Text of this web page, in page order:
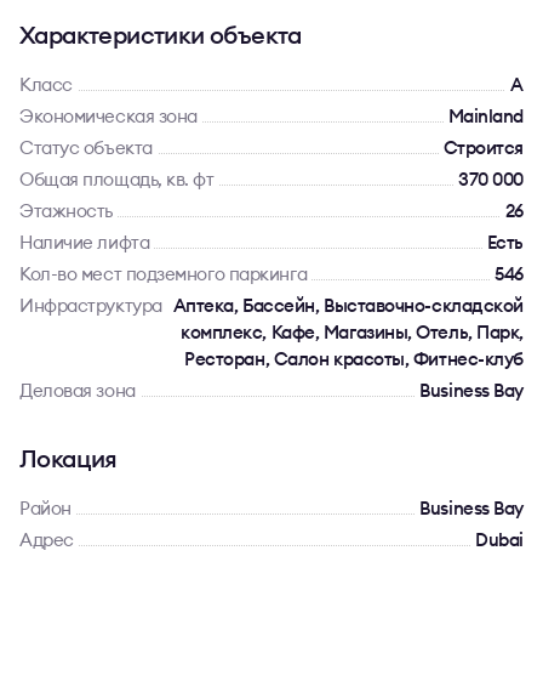
Характеристики объекта
Класс
A
Экономическая зона
Mainland
Статус объекта
Строится
Общая площадь, кв. фт
370 000
Этажность
26
Наличие лифта
Есть
Кол-во мест подземного паркинга
546
Инфраструктура Аптека, Бассейн, Выставочно-складской
комплекс, Кафе, Магазины, Отель, Парк,
Ресторан, Салон красоты, Фитнес-клуб
Деловая зона
Business Bay
Локация
Район
Business Bay
Адрес
Dubai